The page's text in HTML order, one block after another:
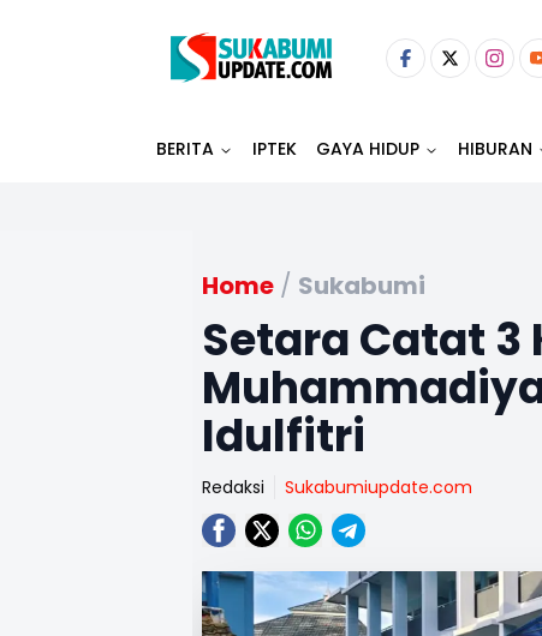
BERITA IPTEK GAYA HIDUP HIBURAN
Home / Sukabumi
Setara Catat 3
Idulfitri
Redaksi Sukabumiupdate.com